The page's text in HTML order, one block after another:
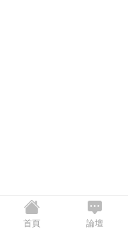
首頁 論壇